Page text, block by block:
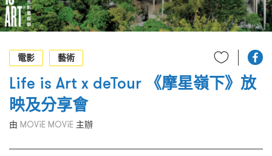
條款及細則
EN
電影
藝術
Life is Art x deTour 《摩星嶺下》放
映及分享會
由 MOViE MOViE 主辦